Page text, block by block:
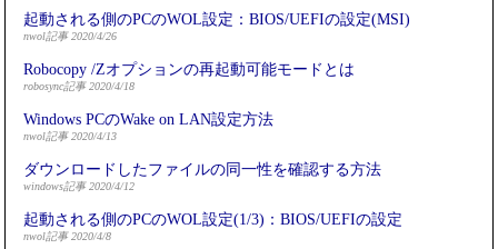
起動される側のPCのWOL設定：BIOS/UEFIの設定(MSI)
nwol記事 2020/4/26
Robocopy /Zオプションの再起動可能モードとは
robosync記事 2020/4/18
Windows PCのWake on LAN設定方法
nwol記事 2020/4/13
ダウンロードしたファイルの同一性を確認する方法
windows記事 2020/4/12
起動される側のPCのWOL設定(1/3)：BIOS/UEFIの設定
nwol記事 2020/4/8